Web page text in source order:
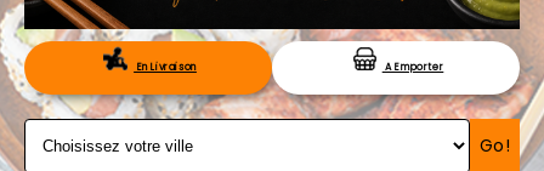
C.G.V
RÉSERVATIONEn Livraison A Emporter
Go!